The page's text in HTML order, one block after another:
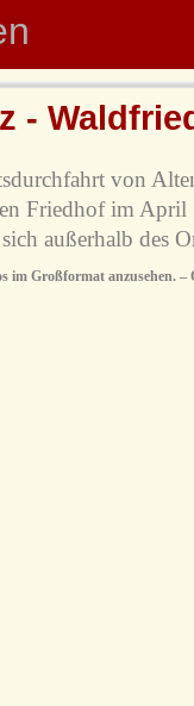
-
von
Friedhof im April
außerhalb des
im Großformat anzusehen. –